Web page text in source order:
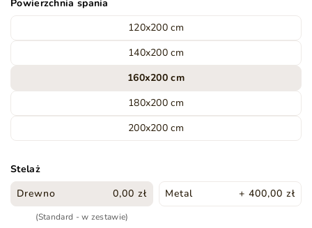
Powierzchnia spania
120x200 cm
140x200 cm
160x200 cm
180x200 cm
200x200 cm
Stelaż
Drewno
0,00 zł
(Standard - w zestawie)
Metal + 400,00 zł